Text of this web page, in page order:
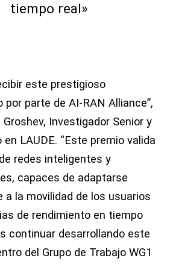
tiempo real»
este prestigioso
parte de AI-RAN Alliance”,
Investigador Senior y
en LAUDE. “Este premio valida
redes inteligentes y
capaces de adaptarse
a la movilidad de los usuarios
de rendimiento en tiempo
continuar desarrollando este
del Grupo de Trabajo WG1